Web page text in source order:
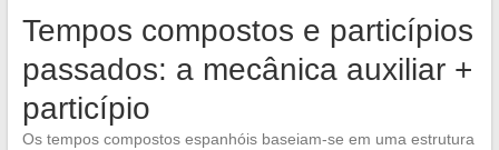
Tempos compostos e particípios
passados: a mecânica auxiliar +
particípio
Os tempos compostos espanhóis baseiam-se em uma estrutura